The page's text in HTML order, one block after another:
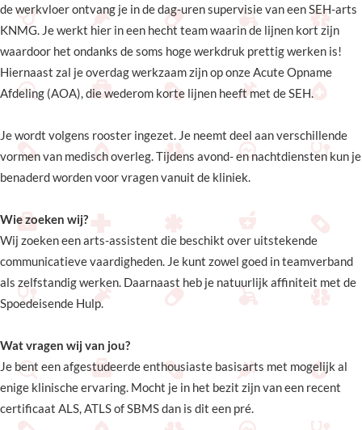
de werkvloer ontvang je in de dag-uren supervisie van een SEH-arts
KNMG. Je werkt hier in een hecht team waarin de lijnen kort zijn
waardoor het ondanks de soms hoge werkdruk prettig werken is!
Hiernaast zal je overdag werkzaam zijn op onze Acute Opname
Afdeling (AOA), die wederom korte lijnen heeft met de SEH.
Je wordt volgens rooster ingezet. Je neemt deel aan verschillende
vormen van medisch overleg. Tijdens avond- en nachtdiensten kun je
benaderd worden voor vragen vanuit de kliniek.
Wie zoeken wij?
Wij zoeken een arts-assistent die beschikt over uitstekende
communicatieve vaardigheden. Je kunt zowel goed in teamverband
als zelfstandig werken. Daarnaast heb je natuurlijk affiniteit met de
Spoedeisende Hulp.
Wat vragen wij van jou?
Je bent een afgestudeerde enthousiaste basisarts met mogelijk al
enige klinische ervaring. Mocht je in het bezit zijn van een recent
certificaat ALS, ATLS of SBMS dan is dit een pré.